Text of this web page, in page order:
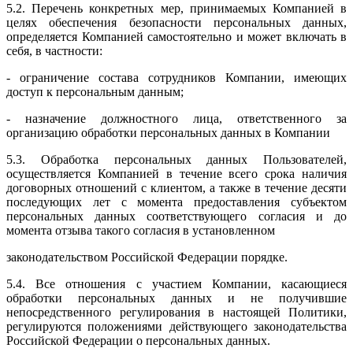
5.2. Перечень конкретных мер, принимаемых Компанией в
целях обеспечения безопасности персональных данных,
определяется Компанией самостоятельно и может включать в
себя, в частности:
- ограничение состава сотрудников Компании, имеющих
доступ к персональным данным;
- назначение должностного лица, ответственного за
организацию обработки персональных данных в Компании
5.3. Обработка персональных данных Пользователей,
осуществляется Компанией в течение всего срока наличия
договорных отношений с клиентом, а также в течение десяти
последующих лет с момента предоставления субъектом
персональных данных соответствующего согласия и до
момента отзыва такого согласия в установленном
законодательством Российской Федерации порядке.
5.4. Все отношения с участием Компании, касающиеся
обработки персональных данных и не получившие
непосредственного регулирования в настоящей Политики,
регулируются положениями действующего законодательства
Российской Федерации о персональных данных.